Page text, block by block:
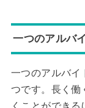
一つのアルバ
一つのアルバイ
つです。長く働
くことができ